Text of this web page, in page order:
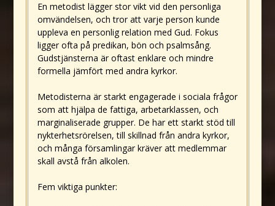
En metodist lägger stor vikt vid den personliga
omvändelsen, och tror att varje person kunde
uppleva en personlig relation med Gud. Fokus
ligger ofta på predikan, bön och psalmsång.
Gudstjänsterna är oftast enklare och mindre
formella jämfört med andra kyrkor.
Metodisterna är starkt engagerade i sociala frågor
som att hjälpa de fattiga, arbetarklassen, och
marginaliserade grupper. De har ett starkt stöd till
nykterhetsrörelsen, till skillnad från andra kyrkor,
och många församlingar kräver att medlemmar
skall avstå från alkolen.
Fem viktiga punkter: